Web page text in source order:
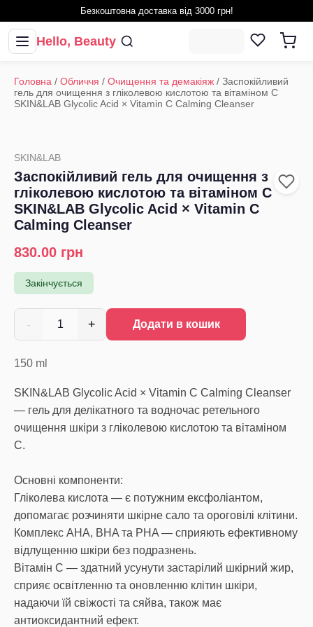
Безкоштовна доставка від 3000 грн!
Hello, Beauty
Головна / Обличчя / Очищення та демакіяж / Заспокійливий
гель для очищення з гліколевою кислотою та вітаміном C
SKIN&LAB Glycolic Acid × Vitamin C Calming Cleanser
SKIN&LAB
Заспокійливий гель для очищення з
гліколевою кислотою та вітаміном C
SKIN&LAB Glycolic Acid × Vitamin C
Calming Cleanser
830.00 грн
Закінчується
- 1 + Додати в кошик
150 ml
SKIN&LAB Glycolic Acid × Vitamin C Calming Cleanser
— гель для делікатного та водночас ретельного
очищення шкіри з гліколевою кислотою та вітаміном
C.
Основні компоненти:
Гліколева кислота — є потужним ексфоліантом,
допомагає розчиняти шкірне сало та ороговілі клітини.
Комплекс AHA, BHA та PHA — сприяють ефективному
відлущенню шкіри без подразнень.
Вітамін С — здатний усунути застарілий шкірний жир,
сприяє освітленню та оновленню клітин шкіри,
надаючи їй свіжості та сяйва, також має
антиоксидантний ефект.